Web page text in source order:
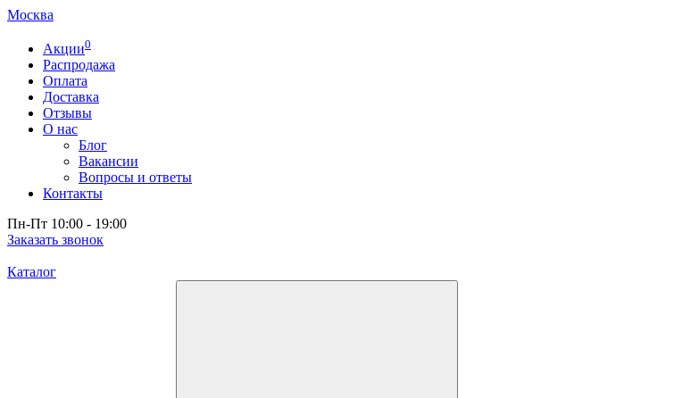
Москва
Акции0
Распродажа
Оплата
Доставка
Отзывы
О нас
Блог
Вакансии
Вопросы и ответы
Контакты
Пн-Пт 10:00 - 19:00
Заказать звонок
Каталог